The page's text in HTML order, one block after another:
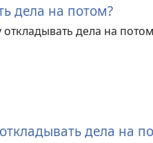
дела на потом?
дела на
дела на